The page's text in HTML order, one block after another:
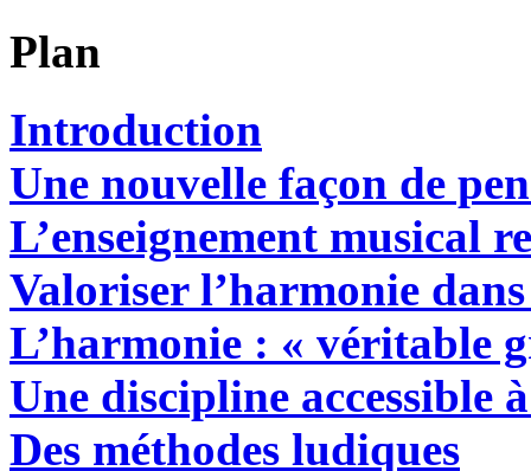
Plan
Introduction
Une nouvelle façon de
L’enseignement musical
Valoriser l’harmonie
L’harmonie : « véritable
Une discipline accessible
Des méthodes ludiques